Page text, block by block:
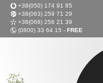
+38(050) 174 91 85
+38(063) 259 71 29
+38(068) 256 21 39
(0800) 33 64 15 - FREE